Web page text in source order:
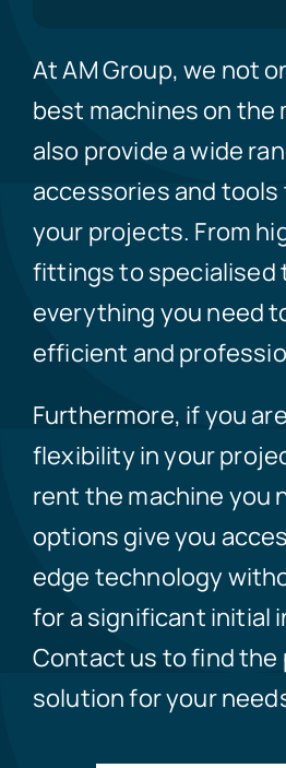
At AM Group, we not
best machines on the
also provide a wide
accessories and
your projects. From
fittings to specialised
everything you need
efficient and
Furthermore, if you
flexibility in your
rent the machine you
options give you
edge technology
for a significant initial
Contact us to find
solution for your